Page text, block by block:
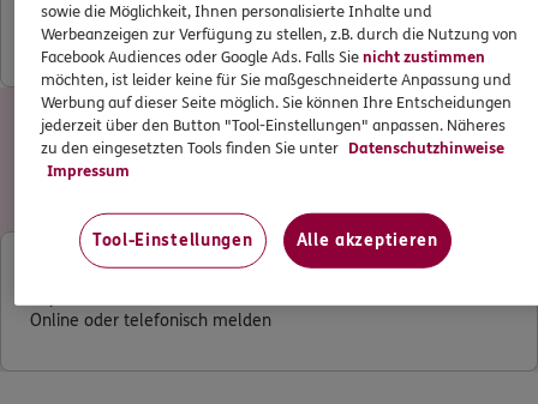
Monate sind kostenlos mitversichert.
Schaden melden
Melden Sie Ihren Schaden einfach online. Ganz bequem in
Online oder telefonisch melden
sowie die Möglichkeit, Ihnen personalisierte Inhalte und
Werbeanzeigen zur Verfügung zu stellen, z.B. durch die Nutzung von
Facebook Audiences oder Google Ads. Falls Sienicht zustimmen
möchten, ist leider keine für Sie maßgeschneiderte Anpassung und
Werbung auf dieser Seite möglich. Sie können Ihre Entscheidungen
jederzeit über den Button "Tool-Einstellungen" anpassen. Näheres
zu den eingesetzten Tools finden Sie unter Datenschutzhinweise
Impressum
Tool-Einstellungen Alle akzeptieren